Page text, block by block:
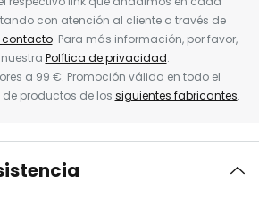
con atención al cliente a través de
contacto. Para más información, por favor,
Política de privacidad.
a 99 €. Promoción válida en todo el
productos de los siguientes fabricantes.